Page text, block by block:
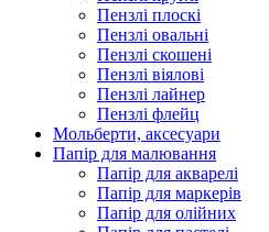
Пензлі плоскі
Пензлі овальні
Пензлі скошені
Пензлі віялові
Пензлі лайнер
Пензлі флейц
Мольберти, аксесуари
Папір для малювання
Папір для акварелі
Папір для маркерів
Папір для олійних